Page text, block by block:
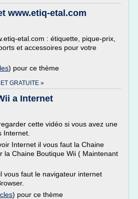
www.etiq-etal.com
etal.com : étiquette, pique-prix,
et accessoires pour votre
) pour ce thème
GRATUITE »
a Internet
cette vidéo si vous avez une
Internet.
Internet il vous faut la Chaine
la Chaine Boutique Wii ( Maintenant
vous faut le navigateur internet
) pour ce thème